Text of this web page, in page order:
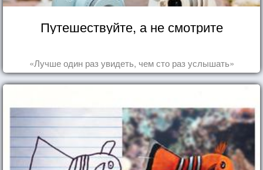
Путешествуйте, а не смотрите
«Лучше один раз увидеть, чем сто раз услышать»